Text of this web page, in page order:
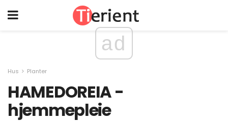
ad
Hus Planter
HAMEDOREIA -
hjemmepleie